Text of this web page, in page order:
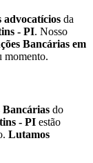
da
- PI. Nosso
Bancárias em
momento.
Bancárias do
- PI estão
Lutamos